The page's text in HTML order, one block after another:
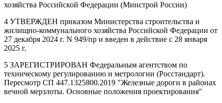
хозяйства Российской Федерации (Минстрой России)
4 УТВЕРЖДЕН приказом Министерства строительства и
жилищно-коммунального хозяйства Российской Федерации от
27 декабря 2024 г. N 949/пр и введен в действие с 28 января
2025 г.
5 ЗАРЕГИСТРИРОВАН Федеральным агентством по
техническому регулированию и метрологии (Росстандарт).
Пересмотр СП 447.1325800.2019 "Железные дороги в районах
вечной мерзлоты. Основные положения проектирования"